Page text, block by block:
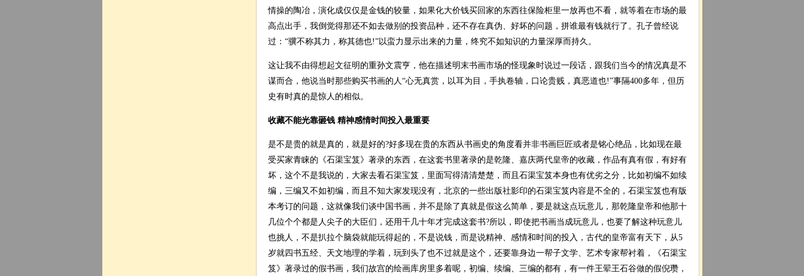
情操的陶冶，演化成仅仅是金钱的较量，如果化大价钱买回家的东西往保险柜里一放再也不看，就等着在市场的最
高点出手，我倒觉得那还不如去做别的投资品种，还不存在真伪、好坏的问题，拼谁最有钱就行了。孔子曾经说
过：“骥不称其力，称其德也!”以蛮力显示出来的力量，终究不如知识的力量深厚而持久。
这让我不由得想起文征明的重孙文震亨，他在描述明末书画市场的怪现象时说过一段话，跟我们当今的情况真是不
谋而合，他说当时那些购买书画的人“心无真赏，以耳为目，手执卷轴，口论贵贱，真恶道也!”事隔400多年，但历
史有时真的是惊人的相似。
收藏不能光靠砸钱 精神感情时间投入最重要
是不是贵的就是真的，就是好的?好多现在贵的东西从书画史的角度看并非书画巨匠或者是铭心绝品，比如现在最
受买家青睐的《石渠宝笈》著录的东西，在这套书里著录的是乾隆、嘉庆两代皇帝的收藏，作品有真有假，有好有
坏，这个不是我说的，大家去看石渠宝笈，里面写得清清楚楚，而且石渠宝笈本身也有优劣之分，比如初编不如续
编，三编又不如初编，而且不知大家发现没有，北京的一些出版社影印的石渠宝笈内容是不全的，石渠宝笈也有版
本考订的问题，这就像我们谈中国书画，并不是除了真就是假这么简单，要是就这点玩意儿，那乾隆皇帝和他那十
几位个个都是人尖子的大臣们，还用干几十年才完成这套书?所以，即使把书画当成玩意儿，也要了解这种玩意儿
也挑人，不是扒拉个脑袋就能玩得起的，不是说钱，而是说精神、感情和时间的投入，古代的皇帝富有天下，从5
岁就四书五经、天文地理的学着，玩到头了也不过就是这个，还要靠身边一帮子文学、艺术专家帮衬着，《石渠宝
笈》著录过的假书画，我们故宫的绘画库房里多着呢，初编、续编、三编的都有，有一件王翚王石谷做的假倪瓒，